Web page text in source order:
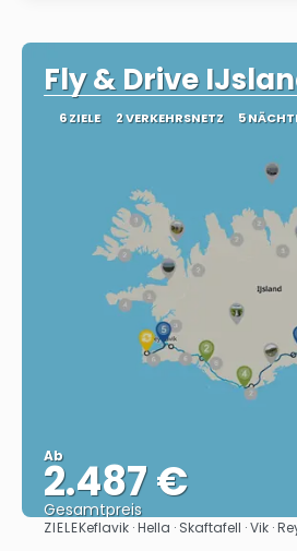
Fly & Drive
6 ZIELE 2 VERKEHRSNETZ 5
Ab
2.487 €
Gesamtpreis
Sehen
ZIELEKeflavik · Hella · Skaftafell · Vik ·